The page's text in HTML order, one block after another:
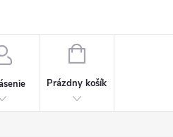
NÁKUPNÝ
Prázdny košík